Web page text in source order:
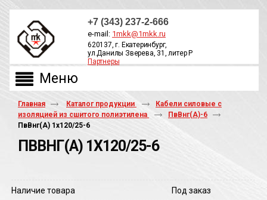
+7 (343) 237-2-666
e-mail: 1mkk@1mkk.ru
620137, г. Екатеринбург,
ул.Данилы Зверева, 31, литер Р
Партнеры
Главная Каталог продукции
Кабели силовые с
изоляцией из сшитого полиэтилена
ПвВнг(А)-6
ПвВнг(A) 1х120/25-6
ПВВНГ(A) 1Х120/25-6
Наличие товара Под заказ